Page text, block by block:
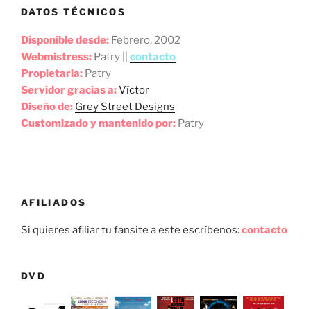
DATOS TÉCNICOS
Disponible desde: Febrero, 2002
Webmistress: Patry || contacto
Propietaria: Patry
Servidor gracias a:Víctor
Diseño de: Grey Street Designs
Customizado y mantenido por: Patry
AFILIADOS
Si quieres afiliar tu fansite a este escríbenos:contacto
DVD